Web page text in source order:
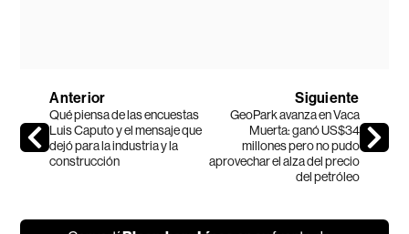
Anterior
Qué piensa de las encuestas
Luis Caputo y el mensaje que
dejó para la industria y la
construcción
Siguiente
GeoPark avanza en Vaca
Muerta: ganó US$34
millones pero no pudo
aprovechar el alza del precio
del petróleo